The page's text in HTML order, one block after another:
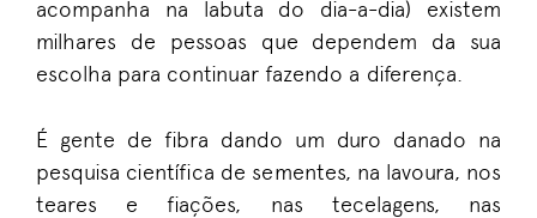
acompanha na labuta do dia-a-dia) existem
milhares de pessoas que dependem da sua
escolha para continuar fazendo a diferença.
É gente de fibra dando um duro danado na
pesquisa científica de sementes, na lavoura, nos
teares e fiações, nas tecelagens, nas